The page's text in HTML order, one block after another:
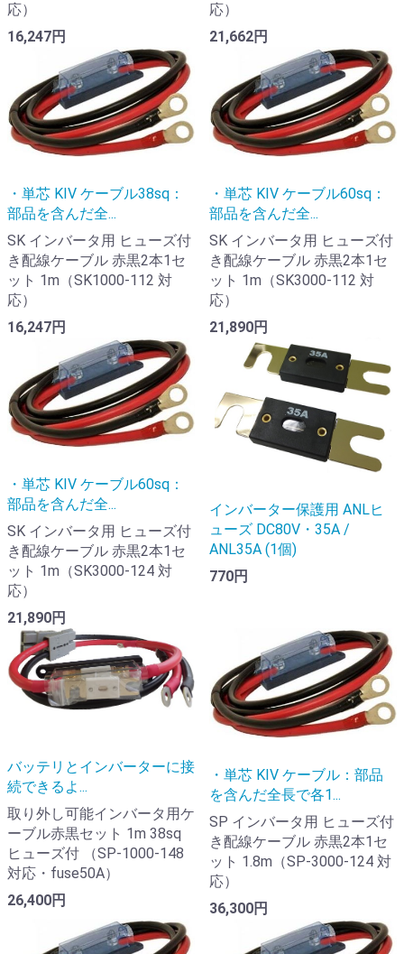
応）
16,247円
応）
21,662円
・単芯 KIV ケーブル38sq：
部品を含んだ全...
SK インバータ用 ヒューズ付
き配線ケーブル 赤黒2本1セ
ット 1m（SK1000-112 対
応）
16,247円
・単芯 KIV ケーブル60sq：
部品を含んだ全...
SK インバータ用 ヒューズ付
き配線ケーブル 赤黒2本1セ
ット 1m（SK3000-112 対
応）
21,890円
・単芯 KIV ケーブル60sq：
部品を含んだ全...
SK インバータ用 ヒューズ付
き配線ケーブル 赤黒2本1セ
ット 1m（SK3000-124 対
応）
21,890円
インバーター保護用 ANLヒ
ューズ DC80V・35A /
ANL35A (1個)
770円
バッテリとインバーターに接
続できるよ...
取り外し可能インバータ用ケ
ーブル赤黒セット 1m 38sq
ヒューズ付 （SP-1000-148
対応・fuse50A）
26,400円
・単芯 KIV ケーブル：部品
を含んだ全長で各1...
SP インバータ用 ヒューズ付
き配線ケーブル 赤黒2本1セ
ット 1.8m（SP-3000-124 対
応）
36,300円